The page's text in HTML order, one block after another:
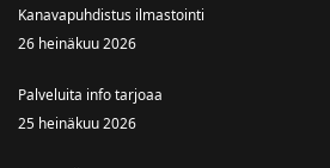
Kanavapuhdistus ilmastointi
26 heinäkuu 2026
Palveluita info tarjoaa
25 heinäkuu 2026